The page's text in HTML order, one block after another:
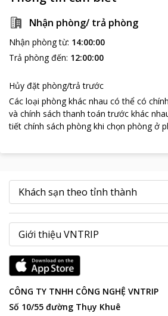
Nhận phòng/ trả phòng
Nhận phòng từ: 14:00:00
Trả phòng đến: 12:00:00
Hủy đặt phòng/trả trước
Các loại phòng khác nhau có thể có
và chính sách thanh toán trước khác
tiết chính sách phòng khi chọn phòng ở
CÔNG TY TNHH CÔNG NGHỆ VNTRIP
Số 10/55 đường Thụy Khuê